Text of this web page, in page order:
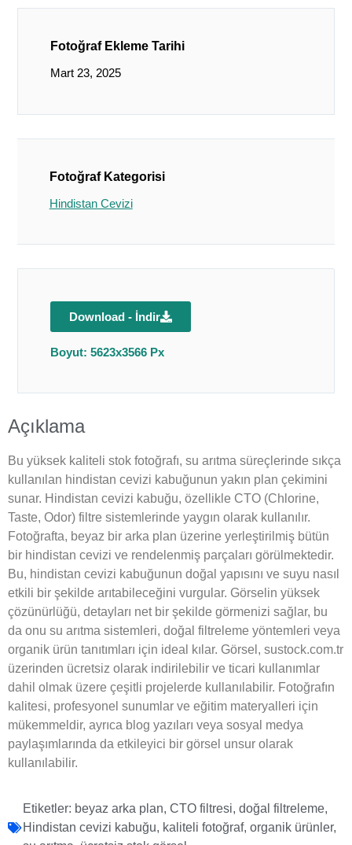
Fotoğraf Ekleme Tarihi
Mart 23, 2025
Fotoğraf Kategorisi
Hindistan Cevizi
Download - İndir
Boyut: 5623x3566 Px
Açıklama
Bu yüksek kaliteli stok fotoğrafı, su arıtma süreçlerinde sıkça
kullanılan hindistan cevizi kabuğunun yakın plan çekimini
sunar. Hindistan cevizi kabuğu, özellikle CTO (Chlorine,
Taste, Odor) filtre sistemlerinde yaygın olarak kullanılır.
Fotoğrafta, beyaz bir arka plan üzerine yerleştirilmiş bütün
bir hindistan cevizi ve rendelenmiş parçaları görülmektedir.
Bu, hindistan cevizi kabuğunun doğal yapısını ve suyu nasıl
etkili bir şekilde arıtabileceğini vurgular. Görselin yüksek
çözünürlüğü, detayları net bir şekilde görmenizi sağlar, bu
da onu su arıtma sistemleri, doğal filtreleme yöntemleri veya
organik ürün tanıtımları için ideal kılar. Görsel, sustock.com.tr
üzerinden ücretsiz olarak indirilebilir ve ticari kullanımlar
dahil olmak üzere çeşitli projelerde kullanılabilir. Fotoğrafın
kalitesi, profesyonel sunumlar ve eğitim materyalleri için
mükemmeldir, ayrıca blog yazıları veya sosyal medya
paylaşımlarında da etkileyici bir görsel unsur olarak
kullanılabilir.
Etiketler: beyaz arka plan, CTO filtresi, doğal filtreleme,
Hindistan cevizi kabuğu, kaliteli fotoğraf, organik ürünler,